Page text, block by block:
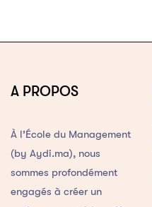
A PROPOS
À l’École du Management
(by Aydi.ma), nous
sommes profondément
engagés à créer un